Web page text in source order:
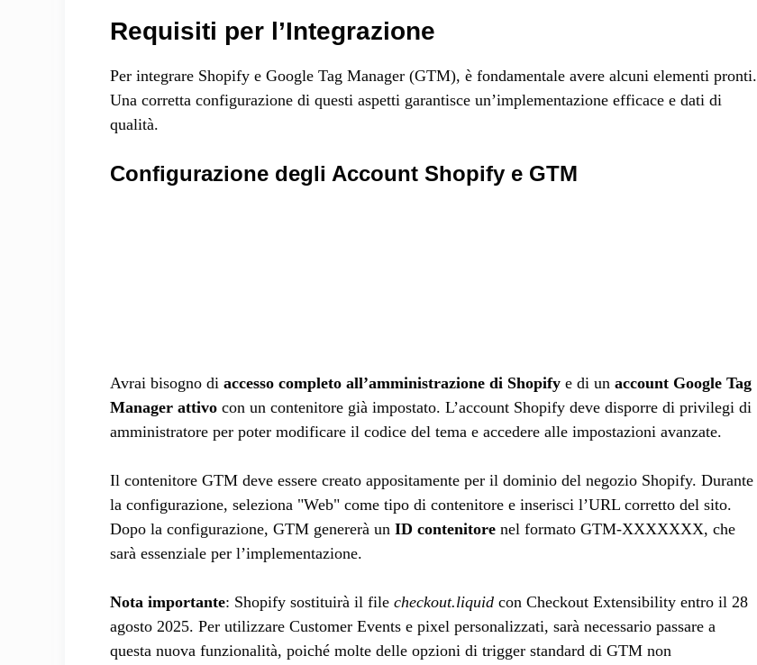
Requisiti per l’Integrazione
Per integrare Shopify e Google Tag Manager (GTM), è fondamentale avere alcuni elementi pronti.
Una corretta configurazione di questi aspetti garantisce un’implementazione efficace e dati di
qualità.
Configurazione degli Account Shopify e GTM
Avrai bisogno di accesso completo all’amministrazione di Shopify e di un account Google Tag
Manager attivo con un contenitore già impostato. L’account Shopify deve disporre di privilegi di
amministratore per poter modificare il codice del tema e accedere alle impostazioni avanzate.
Il contenitore GTM deve essere creato appositamente per il dominio del negozio Shopify. Durante
la configurazione, seleziona "Web" come tipo di contenitore e inserisci l’URL corretto del sito.
Dopo la configurazione, GTM genererà un ID contenitore nel formato GTM-XXXXXXX, che
sarà essenziale per l’implementazione.
Nota importante: Shopify sostituirà il file checkout.liquid con Checkout Extensibility entro il 28
agosto 2025. Per utilizzare Customer Events e pixel personalizzati, sarà necessario passare a
questa nuova funzionalità, poiché molte delle opzioni di trigger standard di GTM non